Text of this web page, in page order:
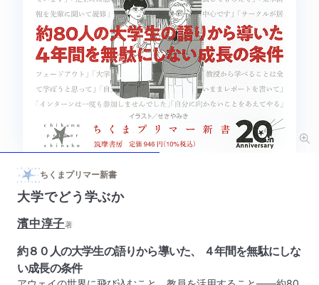
ちくまプリマー新書
大学でどう学ぶか
濱中淳子著
約８０人の大学生の語りから導いた、 ４年間を無駄にしな
い成長の条件